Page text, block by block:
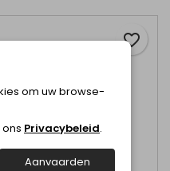
favorite_border
om uw browse-
Privacybeleid.
Aanvaarden